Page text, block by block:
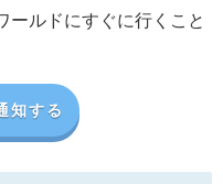
ールドにすぐに行くこと
知する